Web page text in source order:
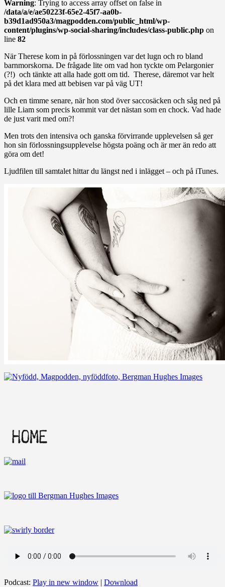
Warning: Trying to access array offset on false in
/data/a/e/ae50223f-65e2-45f7-aa0b-
b39d1ad950a3/magpodden.com/public_html/wp-
content/plugins/wp-social-sharing/includes/class-public.php on
line 82
När Therese kom in på förlossningen var det lugn och ro bland
barnmorskorna. De frågade lite om vad hon tyckte om Pelargonier
(?!) och tänkte att alla hade gott om tid. Therese, däremot var helt
på det klara med att bebisen var på väg UT!
Och en timme senare, när hon stod över saccosäcken och såg ned på
lille Liam som precis kommit var det nästan som en chock. Vad hade
de just varit med om?!
Men trots den intensiva och ganska förvirrande upplevelsen så ger
hon sin förlossningsupplevelse högsta poäng och är mer än redo att
göra om det!
Ljudfilen till samtalet hittar du längst ned i inlägget – och på iTunes.
Podcast: Play in new window | Download